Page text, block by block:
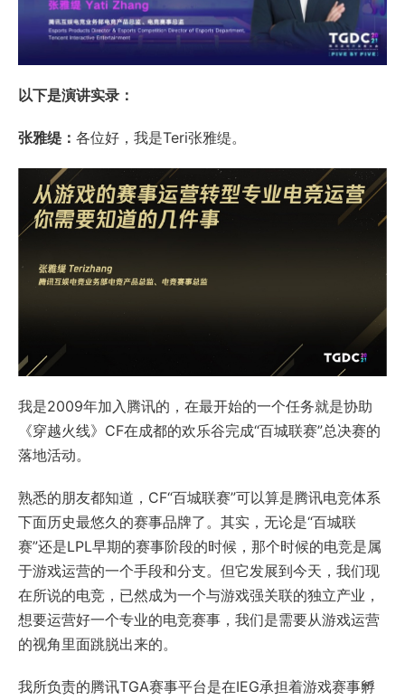
以下是演讲实录：
张雅缇： 各位好，我是Teri张雅缇。
我是2009年加入腾讯的，在最开始的一个任务就是协助
《穿越火线》CF在成都的欢乐谷完成“百城联赛”总决赛的
落地活动。
熟悉的朋友都知道，CF“百城联赛”可以算是腾讯电竞体系
下面历史最悠久的赛事品牌了。其实，无论是“百城联
赛”还是LPL早期的赛事阶段的时候，那个时候的电竞是属
于游戏运营的一个手段和分支。但它发展到今天，我们现
在所说的电竞，已然成为一个与游戏强关联的独立产业，
想要运营好一个专业的电竞赛事，我们是需要从游戏运营
的视角里面跳脱出来的。
我所负责的腾讯TGA赛事平台是在IEG承担着游戏赛事孵